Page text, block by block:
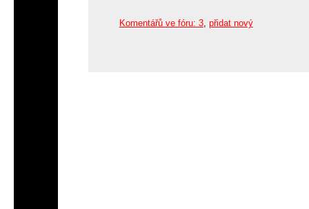
Komentářů ve fóru: 3, přidat nový